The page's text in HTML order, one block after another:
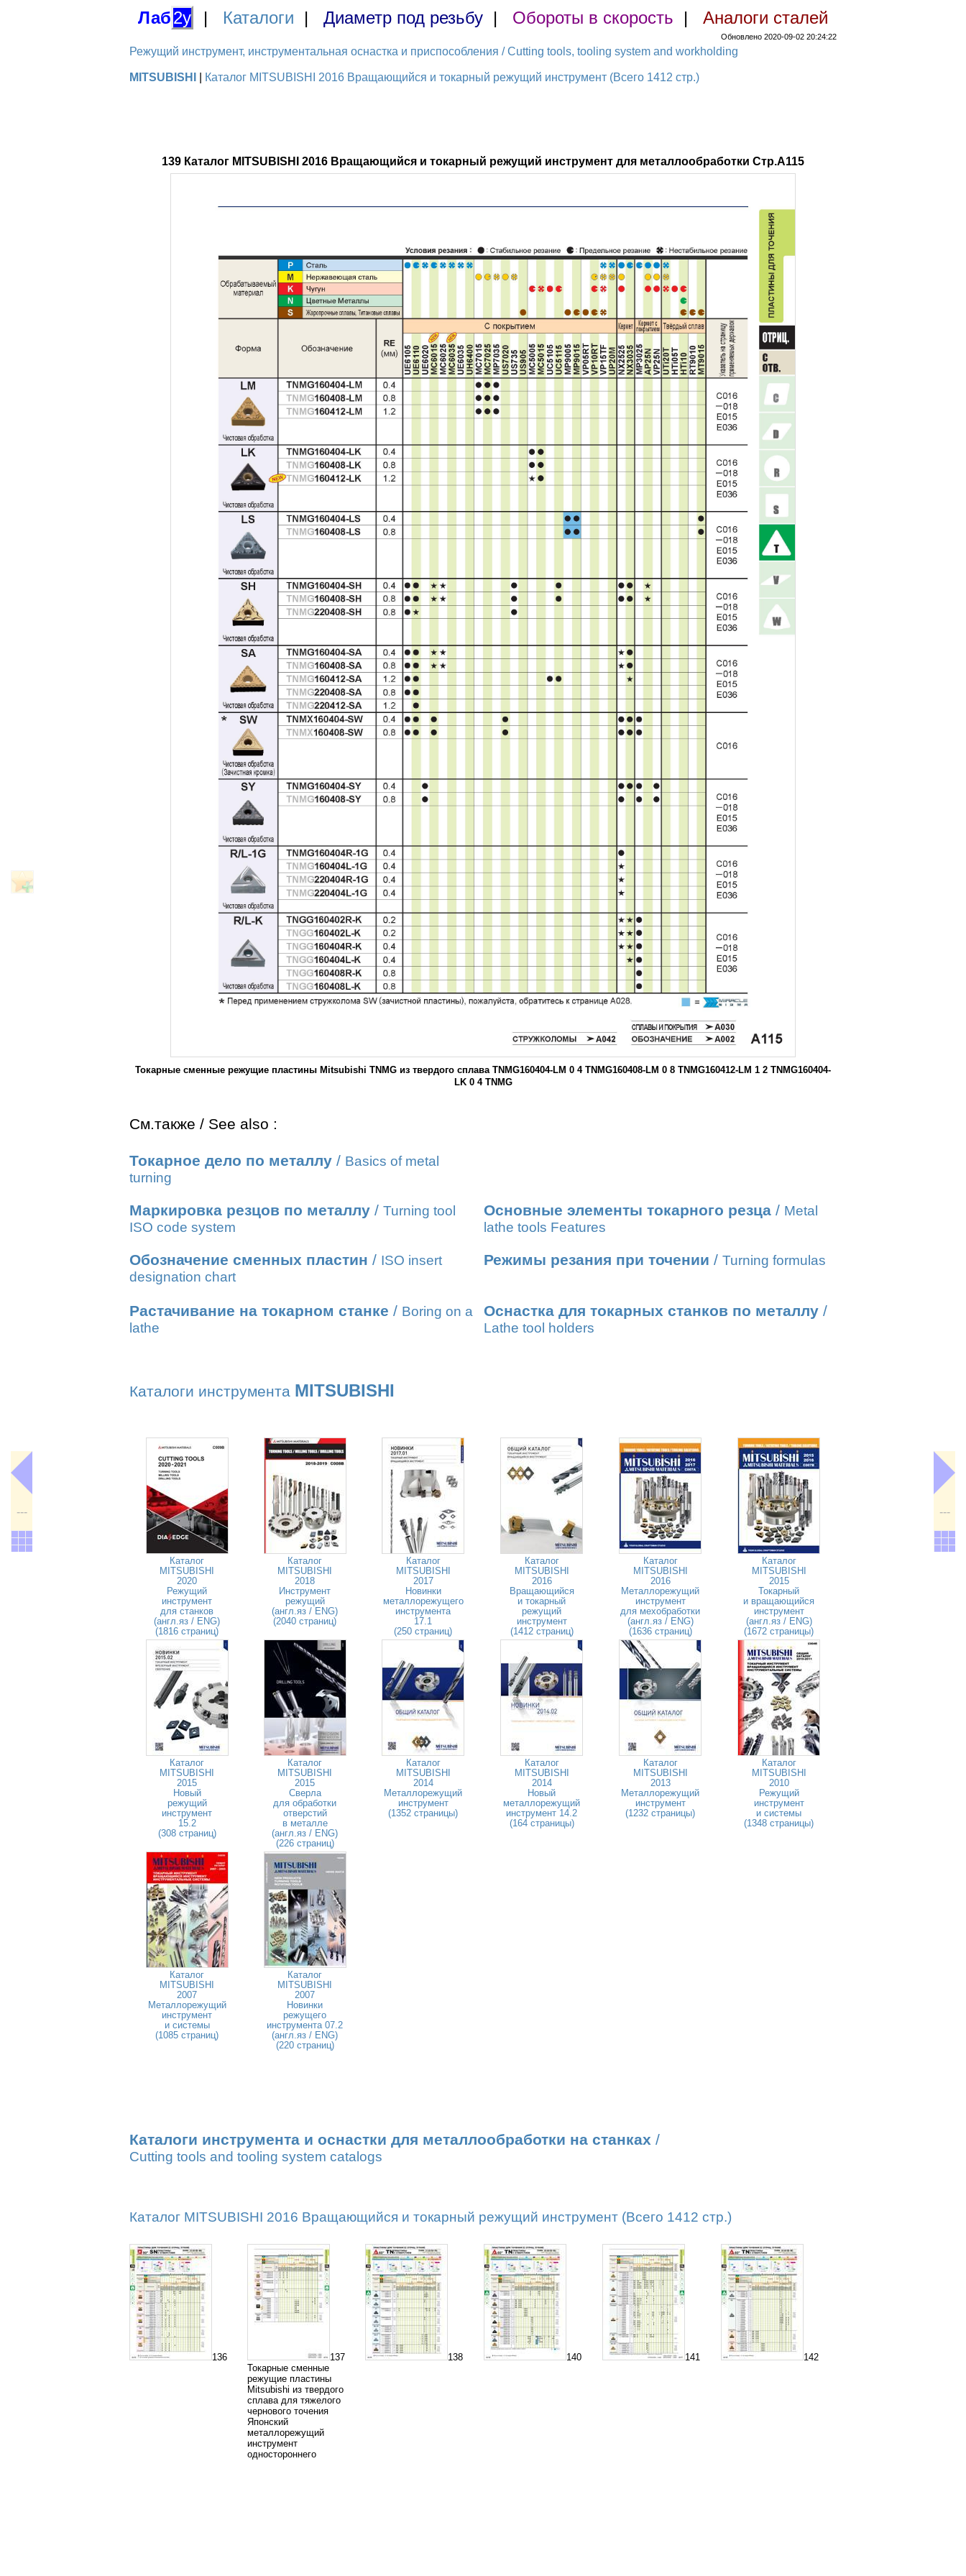
Лаб2у | Каталоги | Диаметр под резьбу | Обороты в скорость | Аналоги сталей
Обновлено 2020-09-02 20:24:22
Режущий инструмент, инструментальная оснастка и приспособления / Cutting tools, tooling system and workholding
MITSUBISHI Каталог MITSUBISHI 2016 Вращающийся и токарный режущий инструмент (Всего 1412 стр.)
139 Каталог MITSUBISHI 2016 Вращающийся и токарный режущий инструмент для металлообработки Стр.A115
Токарные сменные режущие пластины Mitsubishi TNMG из твердого сплава TNMG160404-LM 0 4 TNMG160408-LM 0 8 TNMG160412-LM 1 2 TNMG160404-
LK 0 4 TNMG
См.также / See also :
Токарное дело по металлу / Basics of metal
turning
Маркировка резцов по металлу / Turning tool
ISO code system
Основные элементы токарного резца / Metal
lathe tools Features
Обозначение сменных пластин / ISO insert
designation chart
Режимы резания при точении / Turning formulas
Растачивание на токарном станке / Boring on a
lathe
Оснастка для токарных станков по металлу /
Lathe tool holders
Каталоги инструмента MITSUBISHI
Каталог
MITSUBISHI
2020
Режущий
инструмент
для станков
(англ.яз / ENG)
(1816 страниц)
Каталог
MITSUBISHI
2018
Инструмент
режущий
(англ.яз / ENG)
(2040 страниц)
Каталог
MITSUBISHI
2017
Новинки
металлорежущего
инструмента
17.1
(250 страниц)
Каталог
MITSUBISHI
2016
Вращающийся
и токарный
режущий
инструмент
(1412 страниц)
Каталог
MITSUBISHI
2016
Металлорежущий
инструмент
для мехобработки
(англ.яз / ENG)
(1636 страниц)
Каталог
MITSUBISHI
2015
Токарный
и вращающийся
инструмент
(англ.яз / ENG)
(1672 страницы)
Каталог
MITSUBISHI
2015
Новый
режущий
инструмент
15.2
(308 страниц)
Каталог
MITSUBISHI
2015
Сверла
для обработки
отверстий
в металле
(англ.яз / ENG)
(226 страниц)
Каталог
MITSUBISHI
2014
Металлорежущий
инструмент
(1352 страницы)
Каталог
MITSUBISHI
2014
Новый
металлорежущий
инструмент 14.2
(164 страницы)
Каталог
MITSUBISHI
2013
Металлорежущий
инструмент
(1232 страницы)
Каталог
MITSUBISHI
2010
Режущий
инструмент
и системы
(1348 страницы)
Каталог
MITSUBISHI
2007
Металлорежущий
инструмент
и системы
(1085 страниц)
Каталог
MITSUBISHI
2007
Новинки
режущего
инструмента 07.2
(англ.яз / ENG)
(220 страниц)
Каталоги инструмента и оснастки для металлообработки на станках /
Cutting tools and tooling system catalogs
Каталог MITSUBISHI 2016 Вращающийся и токарный режущий инструмент (Всего 1412 стр.)
136
137
Токарные сменные
режущие пластины
Mitsubishi из твердого
сплава для тяжелого
чернового точения
Японский
металлорежущий
инструмент
одностороннего
138 140 141 142
--- ---